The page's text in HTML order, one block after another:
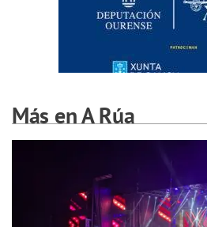
Más en A Rúa